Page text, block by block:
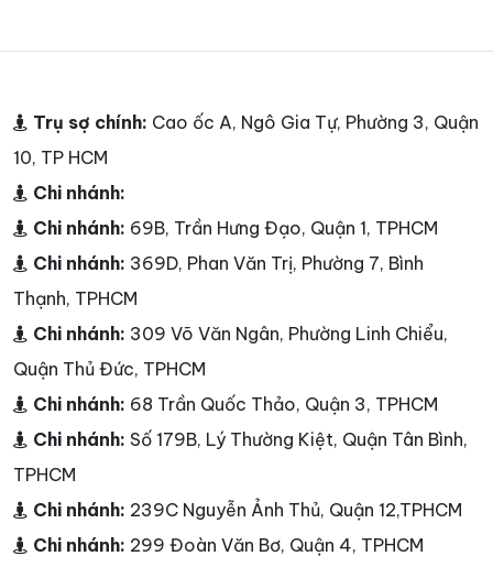
Trụ sợ chính: Cao ốc A, Ngô Gia Tự, Phường 3, Quận
10, TP HCM
Chi nhánh:
Chi nhánh: 69B, Trần Hưng Đạo, Quận 1, TPHCM
Chi nhánh: 369D, Phan Văn Trị, Phường 7, Bình
Thạnh, TPHCM
Chi nhánh: 309 Võ Văn Ngân, Phường Linh Chiểu,
Quận Thủ Đức, TPHCM
Chi nhánh: 68 Trần Quốc Thảo, Quận 3, TPHCM
Chi nhánh: Số 179B, Lý Thường Kiệt, Quận Tân Bình,
TPHCM
Chi nhánh: 239C Nguyễn Ảnh Thủ, Quận 12,TPHCM
Chi nhánh: 299 Đoàn Văn Bơ, Quận 4, TPHCM